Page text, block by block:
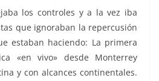
los controles y a la vez iba
que ignoraban la repercusión
estaban haciendo: La primera
«en vivo» desde Monterrey
y con alcances continentales.